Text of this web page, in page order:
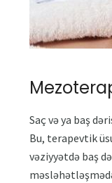
Saç və ya baş
Bu, terapevtik
vəziyyətdə baş